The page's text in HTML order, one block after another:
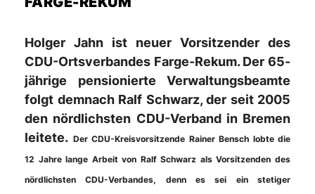
Holger Jahn ist neuer Vorsitzender des
CDU-Ortsverbandes Farge-Rekum. Der 65-
jährige pensionierte Verwaltungsbeamte
folgt demnach Ralf Schwarz, der seit 2005
den nördlichsten CDU-Verband in Bremen
leitete. Der CDU-Kreisvorsitzende Rainer Bensch lobte die
12 Jahre lange Arbeit von Ralf Schwarz als Vorsitzenden des
nördlichsten CDU-Verbandes, denn es sei ein stetiger